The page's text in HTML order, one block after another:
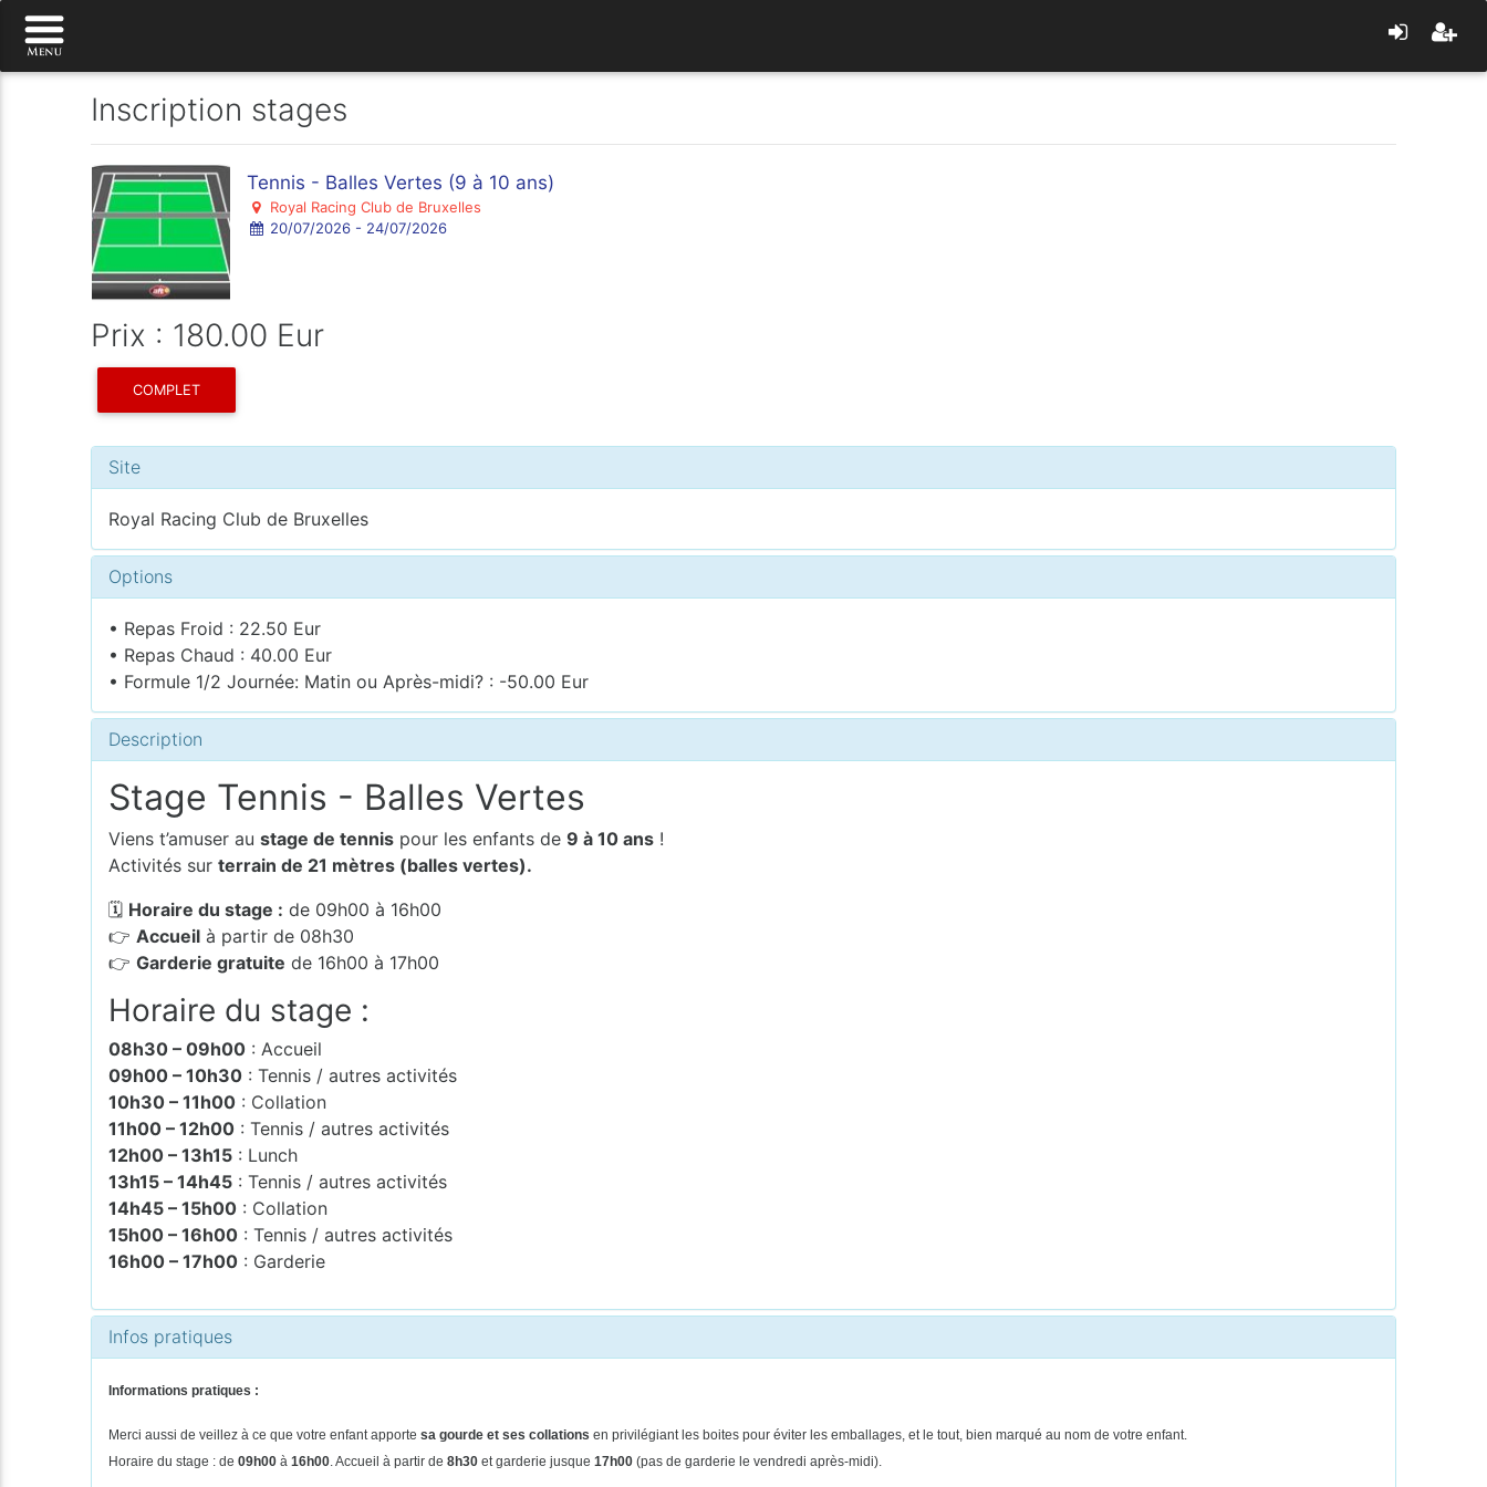
Inscription stages
Tennis - Balles Vertes (9 à 10 ans)
Royal Racing Club de Bruxelles
20/07/2026 - 24/07/2026
Prix : 180.00 Eur
COMPLET
Site
Royal Racing Club de Bruxelles
Options
• Repas Froid : 22.50 Eur
• Repas Chaud : 40.00 Eur
• Formule 1/2 Journée: Matin ou Après-midi? : -50.00 Eur
Description
Stage Tennis - Balles Vertes
Viens t’amuser austage de tennis pour les enfants de9 à 10 ans !
Activités surterrain de 21 mètres (balles vertes).
🗓 Horaire du stage : de 09h00 à 16h00
👉 Accueil à partir de 08h30
👉Garderie gratuite de 16h00 à 17h00
Horaire du stage :
08h30 – 09h00 : Accueil
09h00 – 10h30 : Tennis / autres activités
10h30 – 11h00 : Collation
11h00 – 12h00 : Tennis / autres activités
12h00 – 13h15 : Lunch
13h15 – 14h45 : Tennis / autres activités
14h45 – 15h00 : Collation
15h00 – 16h00 : Tennis / autres activités
16h00 – 17h00 : Garderie
Infos pratiques
Informations pratiques :
Merci aussi de veillez à ce que votre enfant apporte sa gourde et ses collations en privilégiant les boites pour éviter les emballages, et le tout, bien marqué au nom de votre enfant.
Horaire du stage : de09h00à16h00 . Accueil à partir de8h30 et garderie jusque17h00(pas de garderie le vendredi après-midi).